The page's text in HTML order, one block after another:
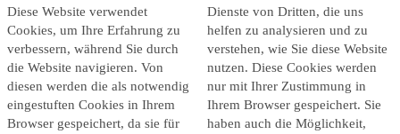
Diese Website verwendet
Cookies, um Ihre Erfahrung zu
verbessern, während Sie durch
die Website navigieren. Von
diesen werden die als notwendig
eingestuften Cookies in Ihrem
Browser gespeichert, da sie für
Dienste von Dritten, die uns
helfen zu analysieren und zu
verstehen, wie Sie diese Website
nutzen. Diese Cookies werden
nur mit Ihrer Zustimmung in
Ihrem Browser gespeichert. Sie
haben auch die Möglichkeit,